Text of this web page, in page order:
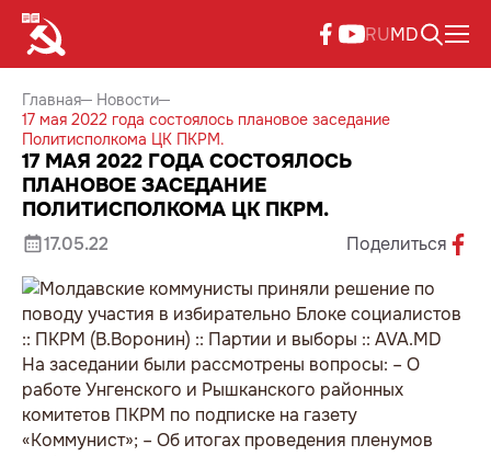
RUMD
Главная
Новости
17 мая 2022 года состоялось плановое заседание
Политисполкома ЦК ПКРМ.
17 МАЯ 2022 ГОДА СОСТОЯЛОСЬ
ПЛАНОВОЕ ЗАСЕДАНИЕ
ПОЛИТИСПОЛКОМА ЦК ПКРМ.
17.05.22 Поделиться
На заседании были рассмотрены вопросы: – О
работе Унгенского и Рышканского районных
комитетов ПКРМ по подписке на газету
«Коммунист»; – Об итогах проведения пленумов